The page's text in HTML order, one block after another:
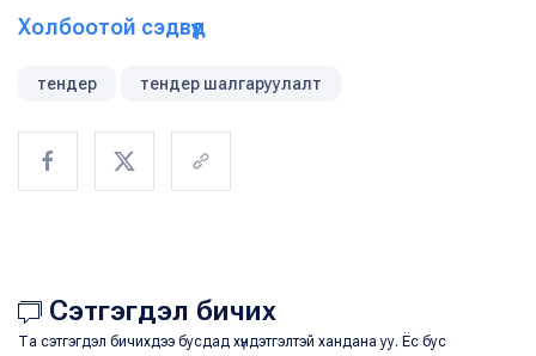
Холбоотой сэдвүүд
тендер тендер шалгаруулалт
Сэтгэгдэл бичих
Та сэтгэгдэл бичихдээ бусдад хүндэтгэлтэй хандана уу. Ёс бус